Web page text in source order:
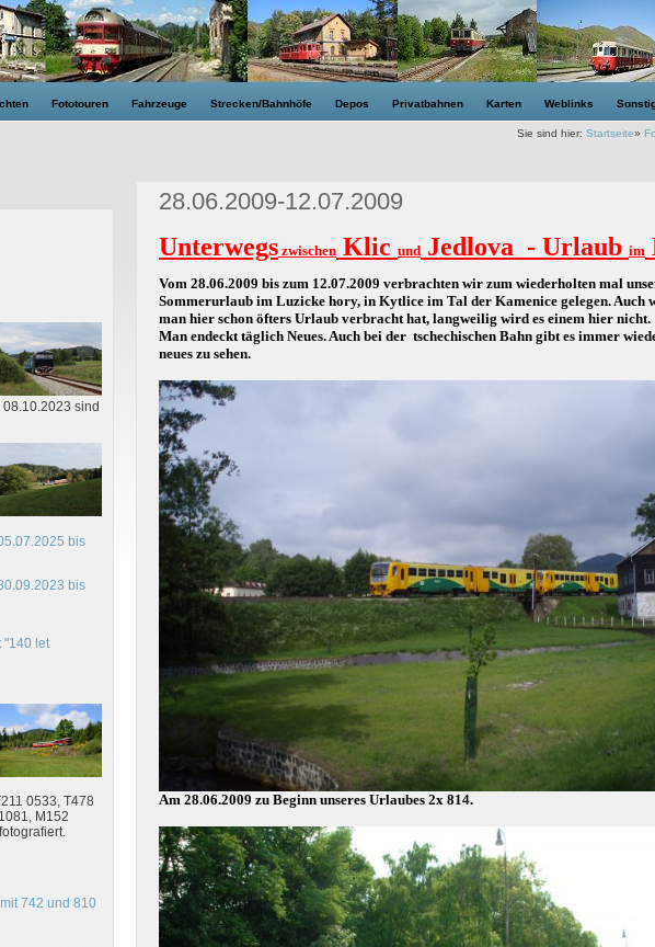
Fototouren Fahrzeuge Strecken/Bahnhöfe Depos Privatbahnen Karten Weblinks
Sie sind hier:Startseite»
sind
bis
bis
"140 let
0533, T478
M152
742 und 810
28.06.2009-12.07.2009
Unterwegs zwischen Klic und Jedlova - Urlaub im
Vom 28.06.2009 bis zum 12.07.2009 verbrachten wir zum wiederholten mal
Sommerurlaub im Luzicke hory, in Kytlice im Tal der Kamenice gelegen. Auch
man hier schon öfters Urlaub verbracht hat, langweilig wird es einem hier nicht.
Man endeckt täglich Neues. Auch bei der tschechischen Bahn gibt es immer
neues zu sehen.
Am 28.06.2009 zu Beginn unseres Urlaubes 2x 814.